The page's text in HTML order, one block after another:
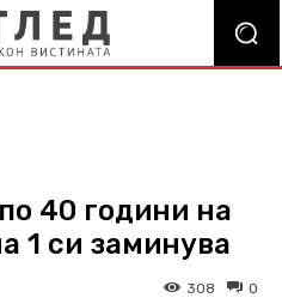
40 години на
1 си заминува
0
308